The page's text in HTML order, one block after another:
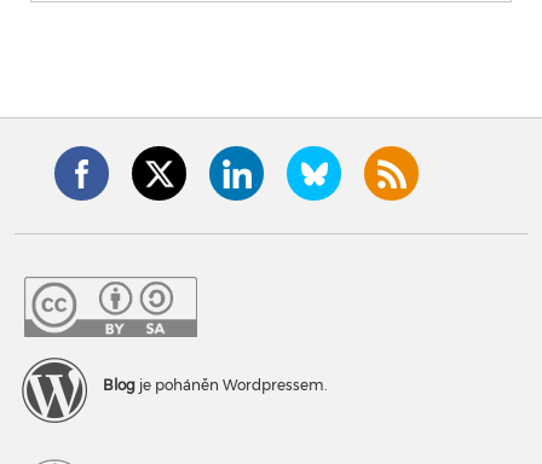
Blog je poháněn Wordpressem.